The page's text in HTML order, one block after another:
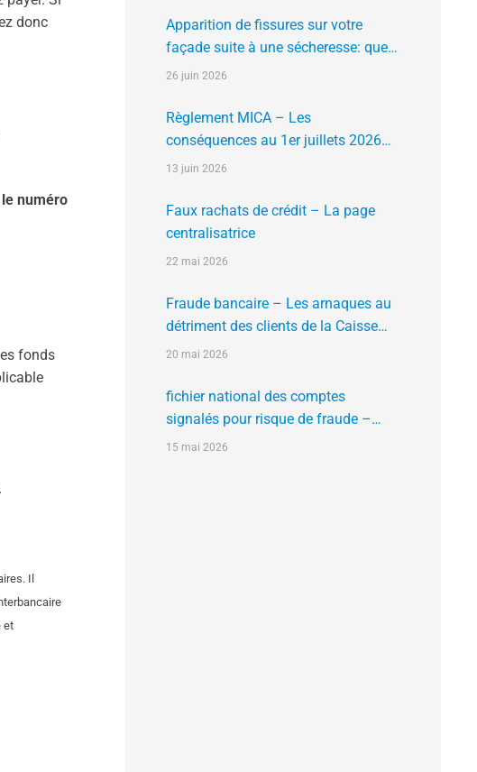
donc
le numéro
fonds
Il
et
Apparition de fissures sur votre
façade suite à une sécheresse: que
faire?
26 juin 2026
Règlement MICA – Les
conséquences au 1er juillets 2026
des plates formes crypto n’ayant pas
13 juin 2026
Faux rachats de crédit – La page
centralisatrice
22 mai 2026
Fraude bancaire – Les arnaques au
détriment des clients de la Caisse
d’Epargne
20 mai 2026
fichier national des comptes
signalés pour risque de fraude –
FNC-RF : un nouveau rempart contre
15 mai 2026